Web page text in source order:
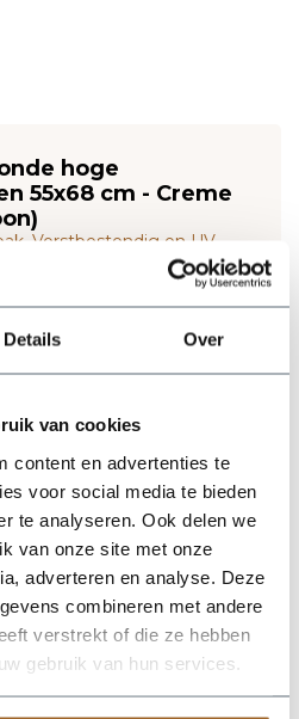
Details Over
van cookies
content en advertenties te
voor social media te bieden
te analyseren. Ook delen we
van onze site met onze
adverteren en analyse. Deze
combineren met andere
verstrekt of die ze hebben
gebruik van hun services.
hoge
55x68 cm - Creme
Vorstbestendig en UV
je op.
van Luca Lifestyle brengt direct
deze plantenbak een
combineert met zowel moderne
kleur zand geeft het ontwerp een
groen extra goed tot zijn recht
55 x 55 x 68 cm, waardoor de bak
zonder zijn elegante vorm te
plantgat Ø41 en inhoud 130
zorgt voor een luxe look en
voor styling in huis, op
tuin. Combineer meerdere
serie voor een krachtig en